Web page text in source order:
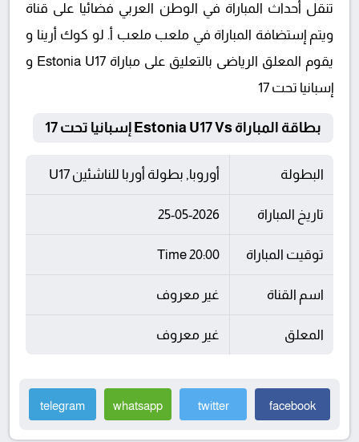
تنقل أحداث المباراة في الوطن العربي فضائيا على قناة
ويتم إستضافة المباراة في ملعب ملعب أ. لو كوك أرينا و
يقوم المعلق الرياضى بالتعليق على مباراة Estonia U17 و
إسبانيا تحت 17
بطاقة المباراة Estonia U17 Vs إسبانيا تحت 17
البطولة أوروبا, بطولة أوربا للناشئين U17
تاريخ المباراة 25-05-2026
توقيت المباراة 20:00 Time
اسم القناة غير معروف
المعلق غير معروف
facebook
twitter
whatsapp
telegram